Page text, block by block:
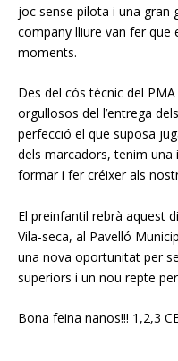
joc sense pilota i una gran
company lliure van fer que
moments.
Des del cós tècnic del PMA
orgullosos del l’entrega
perfecció el que suposa
dels marcadors, tenim
formar i fer créixer als
El preinfantil rebrà aquest
Vila-seca, al Pavelló
una nova oportunitat per
superiors i un nou repte
Bona feina nanos!!! 1,2,3